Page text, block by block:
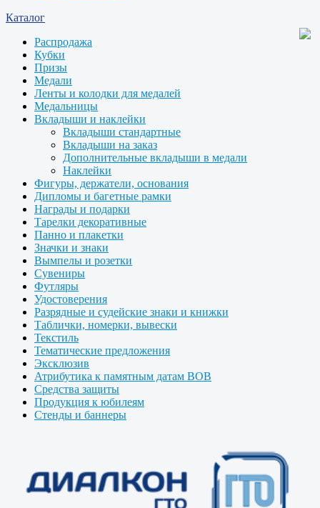
Каталог
Распродажа
Кубки
Призы
Медали
Ленты и колодки для медалей
Медальницы
Вкладыши и наклейки
Вкладыши стандартные
Вкладыши на заказ
Дополнительные вкладыши в медали
Наклейки
Фигуры, держатели, основания
Дипломы и багетные рамки
Награды и подарки
Тарелки декоративные
Панно и плакетки
Значки и знаки
Вымпелы и розетки
Сувениры
Футляры
Удостоверения
Разрядные и судейские знаки и книжки
Таблички, номерки, вывески
Текстиль
Тематические предложения
Эксклюзив
Атрибутика к памятным датам ВОВ
Средства защиты
Продукция к юбилеям
Стенды и баннеры